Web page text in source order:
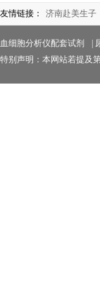
友情链接： 济南赴美生子
血细胞分析仪配套试剂
特别声明：本网站若提及